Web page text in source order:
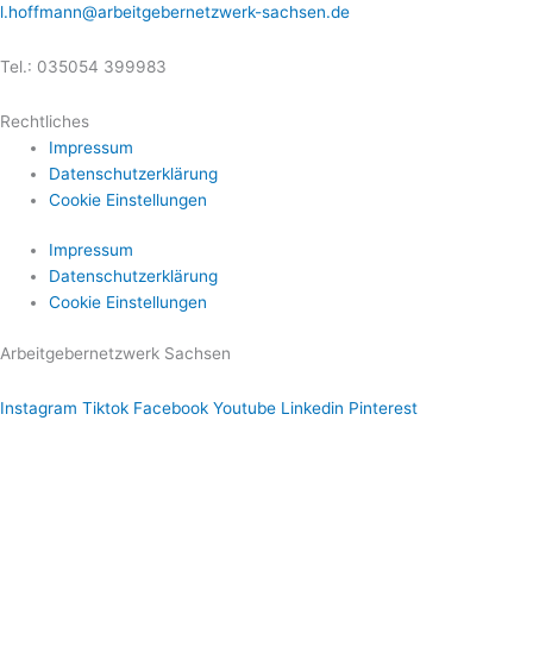
l.hoffmann@arbeitgebernetzwerk-sachsen.de
Tel.: 035054 399983
Rechtliches
Impressum
Datenschutzerklärung
Cookie Einstellungen
Impressum
Datenschutzerklärung
Cookie Einstellungen
Arbeitgebernetzwerk Sachsen
Instagram Tiktok Facebook Youtube Linkedin Pinterest